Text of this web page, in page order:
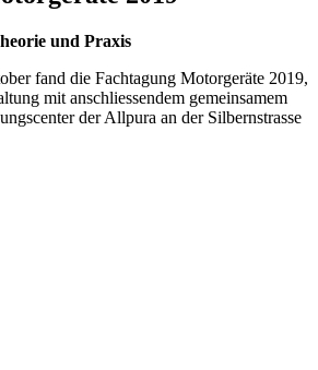
und Praxis
fand die Fachtagung Motorgeräte 2019,
mit anschliessendem gemeinsamem
der Allpura an der Silbernstrasse